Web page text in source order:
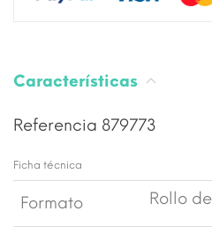
Características
Referencia 879773
Ficha técnica
Formato Rollo